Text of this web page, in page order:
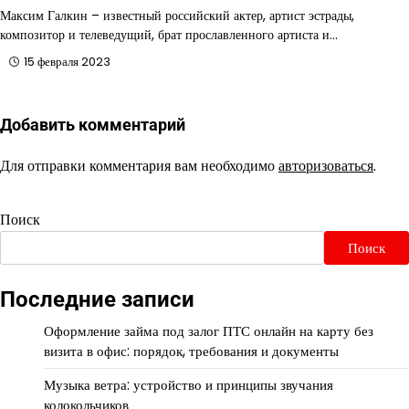
Максим Галкин – известный российский актер, артист эстрады,
композитор и телеведущий, брат прославленного артиста и…
15 февраля 2023
Добавить комментарий
Для отправки комментария вам необходимоавторизоваться.
Поиск
Поиск
Последние записи
Оформление займа под залог ПТС онлайн на карту без
визита в офис: порядок, требования и документы
Музыка ветра: устройство и принципы звучания